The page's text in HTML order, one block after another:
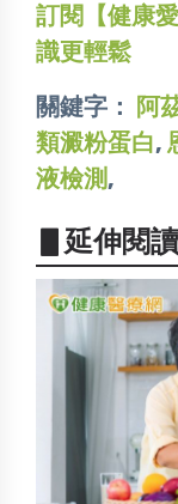
訂閱【健康
識更輕鬆
關鍵字：
阿
類澱粉蛋白,
液檢測,
▋延伸閱讀